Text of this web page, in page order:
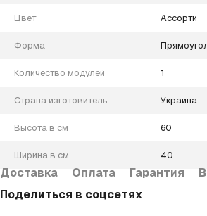
Цвет Ассорти
Форма
Количество модулей 1
Страна изготовитель Украина
Высота в см 60
Ширина в см 40
Доставка Оплата Гарантия
Поделиться в соцсетях